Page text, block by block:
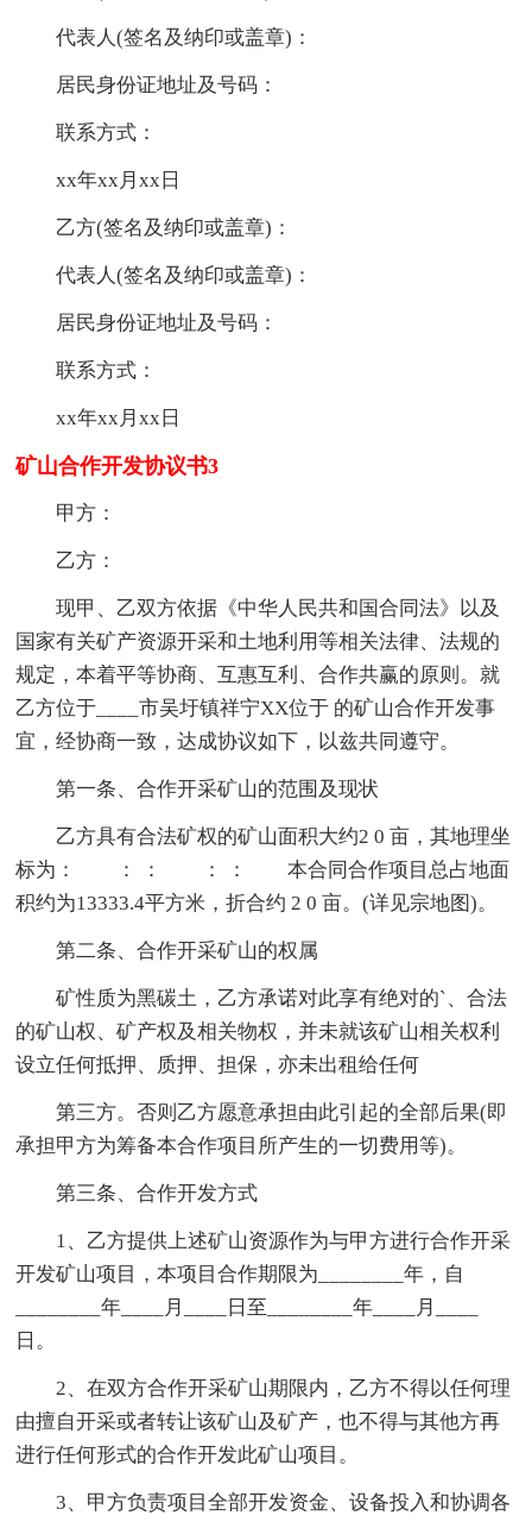
代表人(签名及纳印或盖章)：
居民身份证地址及号码：
联系方式：
xx年xx月xx日
乙方(签名及纳印或盖章)：
代表人(签名及纳印或盖章)：
居民身份证地址及号码：
联系方式：
xx年xx月xx日
矿山合作开发协议书3
甲方：
乙方：
现甲、乙双方依据《中华人民共和国合同法》以及
国家有关矿产资源开采和土地利用等相关法律、法规的
规定，本着平等协商、互惠互利、合作共赢的原则。就
乙方位于____市吴圩镇祥宁XX位于 的矿山合作开发事
宜，经协商一致，达成协议如下，以兹共同遵守。
第一条、合作开采矿山的范围及现状
乙方具有合法矿权的矿山面积大约2 0 亩，其地理坐
标为： ： ： ： ： 本合同合作项目总占地面
积约为13333.4平方米，折合约 2 0 亩。(详见宗地图)。
第二条、合作开采矿山的权属
矿性质为黑碳土，乙方承诺对此享有绝对的`、合法
的矿山权、矿产权及相关物权，并未就该矿山相关权利
设立任何抵押、质押、担保，亦未出租给任何
第三方。否则乙方愿意承担由此引起的全部后果(即
承担甲方为筹备本合作项目所产生的一切费用等)。
第三条、合作开发方式
1、乙方提供上述矿山资源作为与甲方进行合作开采
开发矿山项目，本项目合作期限为________年，自
________年____月____日至________年____月____
日。
2、在双方合作开采矿山期限内，乙方不得以任何理
由擅自开采或者转让该矿山及矿产，也不得与其他方再
进行任何形式的合作开发此矿山项目。
3、甲方负责项目全部开发资金、设备投入和协调各